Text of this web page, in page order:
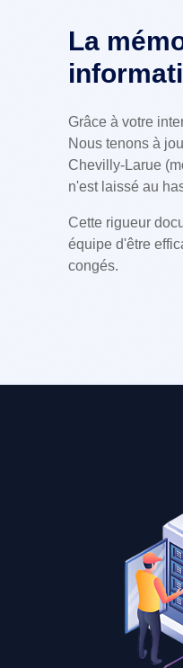
La
Grâce à votre
Nous tenons à
Chevilly-Larue
n'est laissé au
Cette rigueur
équipe d'être
congés.